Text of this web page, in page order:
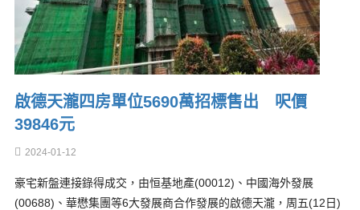
啟德天瀧四房單位5690萬招標售出 呎價
39846元
2024-01-12
豪宅新盤連接錄得成交，由恒基地產(00012)、中國海外發展
(00688)、華懋集團等6大發展商合作發展的啟德天瀧，周五(12日)